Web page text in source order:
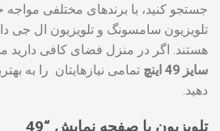
جستجو کنید، با برندهای مختلفی مواجه
تلویزیون سامسونگ و تلویزیون ال جی
هستند. اگر در منزل فضای کافی دارید
سایز 49 اینچ
تمامی نیازهایتان را به
دهید.
تلویزیون با صفحه نمایش “49